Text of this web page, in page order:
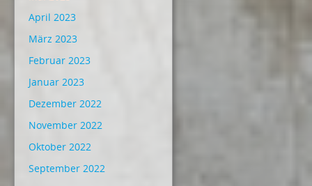
April 2023
März 2023
Februar 2023
Januar 2023
Dezember 2022
November 2022
Oktober 2022
September 2022